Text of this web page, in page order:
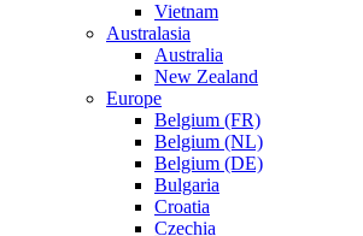
Vietnam
Australasia
Australia
New Zealand
Europe
Belgium (FR)
Belgium (NL)
Belgium (DE)
Bulgaria
Croatia
Czechia